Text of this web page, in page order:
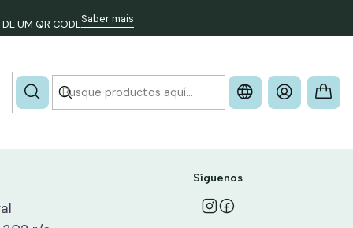
DE UM QR CODESaber mais
Síguenos